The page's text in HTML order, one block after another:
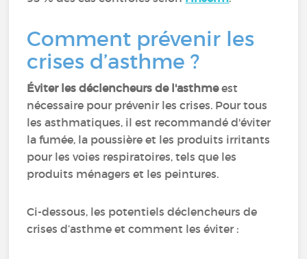
Comment prévenir les
crises d’asthme ?
Éviter les déclencheurs de l'asthmeest
nécessaire pour prévenir les crises. Pour tous
les asthmatiques, il est recommandé d'éviter
la fumée, la poussière et les produits irritants
pour les voies respiratoires, tels que les
produits ménagers et les peintures.
Ci-dessous, les potentiels déclencheurs de
crises d’asthme et comment les éviter :